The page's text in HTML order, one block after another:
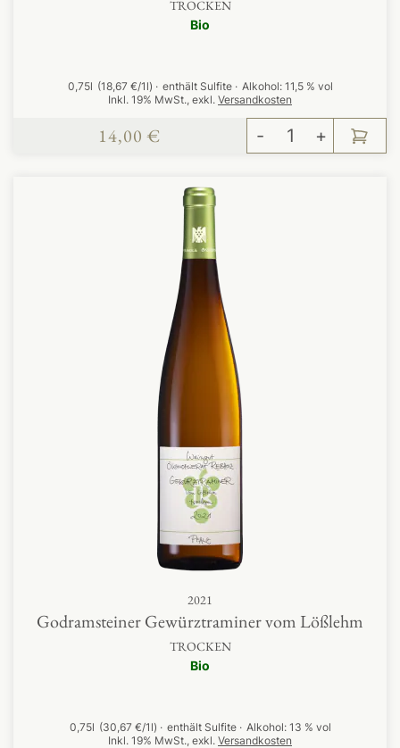
TROCKEN
Bio
0,75l (18,67 €/1l) enthält Sulfite Alkohol: 11,5 % vol
14,00 €
Inkl. 19% MwSt., exkl. Versandkosten
- +
2021
Godramsteiner Gewürztraminer vom Lößlehm
TROCKEN
Bio
0,75l (30,67 €/1l) enthält Sulfite Alkohol: 13 % vol
Inkl. 19% MwSt., exkl. Versandkosten